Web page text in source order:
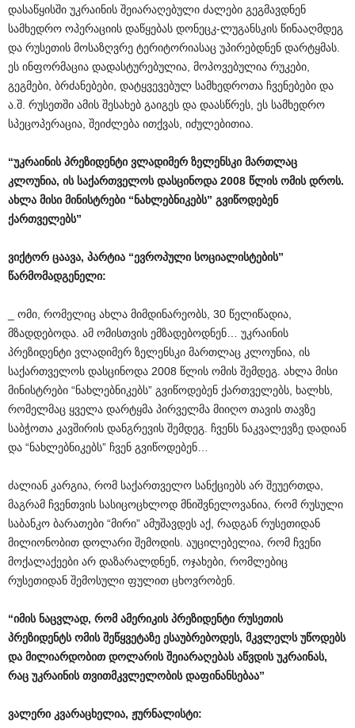
დასაწყისში უკრაინის შეიარაღებული ძალები გეგმავდნენ
სამხედრო ოპერაციის დაწყებას დონეცკ-ლუგანსკის წინააღმდეგ
და რუსეთის მოსაზღვრე ტერიტორიასაც უპირებდნენ დარტყმას.
ეს ინფორმაცია დადასტურებულია, მოპოვებულია რუკები,
გეგმები, ბრძანებები, დატყვევებულ სამხედროთა ჩვენებები და
ა.შ. რუსეთში ამის შესახებ გაიგეს და დაასწრეს, ეს სამხედრო
სპეცოპერაცია, შეიძლება ითქვას, იძულებითია.
“უკრაინის პრეზიდენტი ვლადიმერ ზელენსკი მართლაც
კლოუნია, ის საქართველოს დასცინოდა 2008 წლის ომის დროს.
ახლა მისი მინისტრები “ნახლებნიკებს” გვიწოდებენ
ქართველებს”
ვიქტორ ცაავა, პარტია “ევროპული სოციალისტების”
წარმომადგენელი:
_ ომი, რომელიც ახლა მიმდინარეობს, 30 წელიწადია,
მზადდებოდა. ამ ომისთვის ემზადებოდნენ… უკრაინის
პრეზიდენტი ვლადიმერ ზელენსკი მართლაც კლოუნია, ის
საქართველოს დასცინოდა 2008 წლის ომის შემდეგ. ახლა მისი
მინისტრები “ნახლებნიკებს” გვიწოდებენ ქართველებს, ხალხს,
რომელმაც ყველა დარტყმა პირველმა მიიღო თავის თავზე
საბჭოთა კავშირის დანგრევის შემდეგ. ჩვენს ნაკვალევზე დადიან
და “ნახლებნიკებს” ჩვენ გვიწოდებენ…
ძალიან კარგია, რომ საქართველო სანქციებს არ შეუერთდა,
მაგრამ ჩვენთვის სასიცოცხლოდ მნიშვნელოვანია, რომ რუსული
საბანკო ბარათები “მირი” ამუშავდეს აქ, რადგან რუსეთიდან
მილიონობით დოლარი შემოდის. აუცილებელია, რომ ჩვენი
მოქალაქეები არ დაზარალდნენ, ოჯახები, რომლებიც
რუსეთიდან შემოსული ფულით ცხოვრობენ.
“იმის ნაცვლად, რომ ამერიკის პრეზიდენტი რუსეთის
პრეზიდენტს ომის შეწყვეტაზე ესაუბრებოდეს, მკვლელს უწოდებს
და მილიარდობით დოლარის შეიარაღებას აწვდის უკრაინას,
რაც უკრაინის თვითმკვლელობის დაფინანსებაა”
ვალერი კვარაცხელია, ჟურნალისტი: